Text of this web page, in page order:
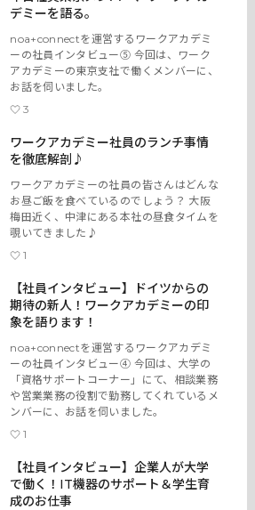
デミーを語る。
noa+connectを運営するワークアカデミ
ーの社員インタビュー⑤ 今回は、ワーク
アカデミーの東京支社で働くメンバーに、
お話を伺いました。
3
ワークアカデミー社員のランチ事情
を徹底解剖♪
ワークアカデミーの社員の皆さんはどんな
お昼ご飯を食べているのでしょう？ 大阪
梅田近く、中津にある本社の昼食タイムを
覗いてきました♪
1
【社員インタビュー】ドイツからの
期待の新人！ワークアカデミーの印
象を語ります！
noa+connectを運営するワークアカデミ
ーの社員インタビュー④ 今回は、大学の
「資格サポートコーナー」にて、相談業務
や営業業務の役割で勤務してくれているメ
ンバーに、お話を伺いました。
1
【社員インタビュー】企業人が大学
で働く！IT機器のサポート＆学生育
成のお仕事